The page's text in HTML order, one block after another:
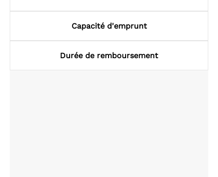
Capacité d'emprunt
Durée de remboursement